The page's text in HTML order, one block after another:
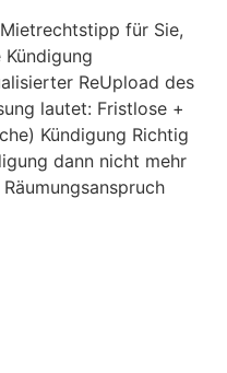
für Sie,
ReUpload des
lautet: Fristlose +
Kündigung Richtig
dann nicht mehr